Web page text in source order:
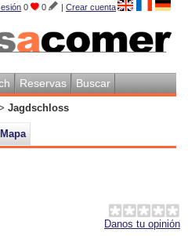
0 0 | Crear cuenta
Reservas Buscar
Jagdschloss
Mapa
Danos tu opinión